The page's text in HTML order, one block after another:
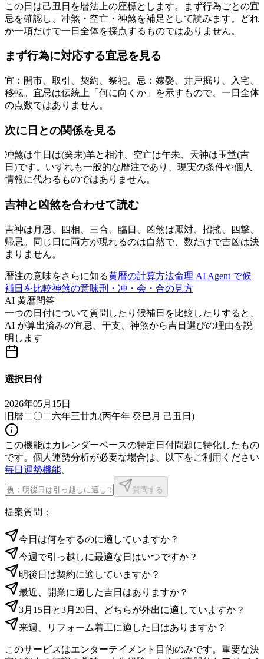
この日は己丑日を暦法上の座標とします。まず行為ごとの宜
忌を確認し、冲煞・空亡・神煞を補足として読みます。どれ
か一項だけで一日全体を採点するものではありません。
まず行為に対応する宜忌を見る
宜：開市、取引、契約、祭祀。忌：嫁娶、井戸掘り、入宅、
移転。宜忌は伝統上「何に向くか」を示すもので、一日全体
の点数ではありません。
次に日との関係を見る
冲煞は牛日は(癸未)羊と相沖、空亡は午未、天神は玉堂(吉
日)です。いずれも一般的な暦注であり、現実の条件や個人
情報に代わるものではありません。
吉神と凶煞を合わせて読む
吉神は月恩、四相、三合、臨日、凶煞は厭対、招搖、四撃、
帰忌。同じ日に両方が現れるのは自然で、数だけで吉凶は決
まりません。
暦注の意味をさらに知る黄暦の計算方法命理 AI Agent で候
補日を比較神煞の意味刑・冲・会・合の見方
AI 黄暦問答
一つの日付について質問したり候補日を比較したりすると、
AI が算出済みの宜忌、干支、神煞から吉日選びの理由を説
明します
選択日付
2026年05月15日
旧暦二〇二六年三廿九(丙午年 癸巳月 己丑日 )
この機能はカレンダーベースの特定日付問題に特化したもの
です。個人運勢分析が必要な場合は、以下をご利用ください
毎日運勢機能。
質問する
提案質問：
今日は何をするのに適していますか？
今週で引っ越しに最適な日はいつですか？
明後日は契約に適していますか？
最近、開業に適した吉日はありますか？
3月15日と3月20日、どちらが外出に適していますか？
来週、リフォーム着工に適した日はありますか？
このサービスはエンターテイメント目的のみです。重要な決